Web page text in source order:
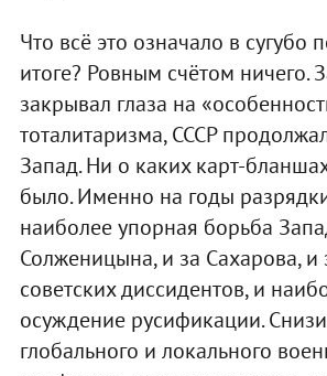
Что всё это означало в сугубо
итоге? Ровным счётом ничего.
закрывал глаза на
тоталитаризма, СССР
Запад. Ни о каких карт-
было. Именно на годы
наиболее упорная борьба
Солженицына, и за Сахарова, и
советских диссидентов, и
осуждение русификации.
глобального и локального